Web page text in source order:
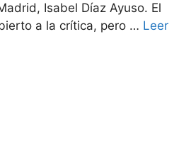
Isabel Díaz Ayuso. El
a la crítica, pero … Leer